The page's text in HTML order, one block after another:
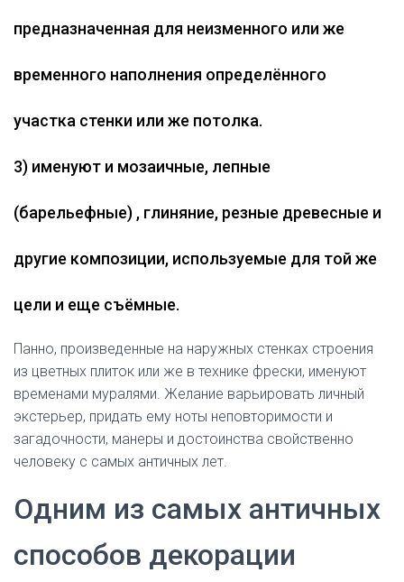
предназначенная для неизменного или же
временного наполнения определённого
участка стенки или же потолка.
3) именуют и мозаичные, лепные
(барельефные) , глиняние, резные древесные и
другие композиции, используемые для той же
цели и еще съёмные.
Панно, произведенные на наружных стенках строения
из цветных плиток или же в технике фрески, именуют
временами муралями. Желание варьировать личный
экстерьер, придать ему ноты неповторимости и
загадочности, манеры и достоинства свойственно
человеку с самых античных лет.
Одним из самых античных
способов декорации